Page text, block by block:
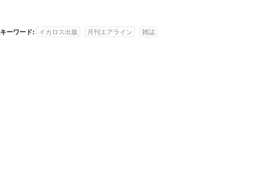
キーワード: イカロス出版 月刊エアライン 雑誌